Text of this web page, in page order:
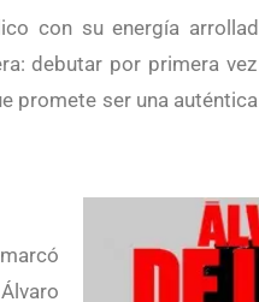
con su energía
debutar por primera
promete ser una